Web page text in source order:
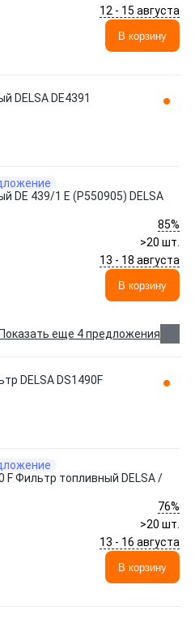
12 - 15 августа
В корзину
DELSA DE4391
DE 439/1 E (P550905) DELSA
85%
>20 шт.
13 - 18 августа
В корзину
Показать еще 4 предложения
DELSA DS1490F
F Фильтр топливный DELSA /
76%
>20 шт.
13 - 16 августа
В корзину